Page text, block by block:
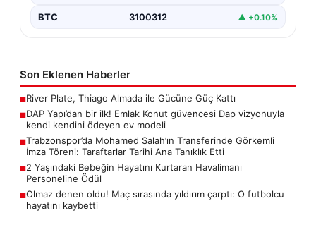
BTC 3100312 ▲ +0.10%
Son Eklenen Haberler
■River Plate, Thiago Almada ile Gücüne Güç Kattı
■DAP Yapı’dan bir ilk! Emlak Konut güvencesi Dap vizyonuyla
kendi kendini ödeyen ev modeli
■Trabzonspor’da Mohamed Salah’ın Transferinde Görkemli
İmza Töreni: Taraftarlar Tarihi Ana Tanıklık Etti
■2 Yaşındaki Bebeğin Hayatını Kurtaran Havalimanı
Personeline Ödül
■Olmaz denen oldu! Maç sırasında yıldırım çarptı: O futbolcu
hayatını kaybetti